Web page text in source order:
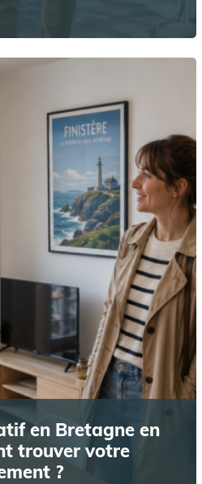
en Bretagne en
trouver votre
?